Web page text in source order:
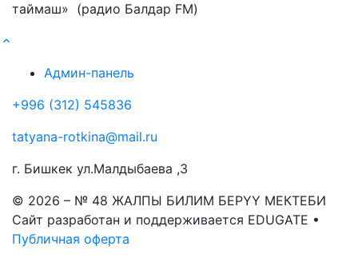
таймаш» (радио Балдар FM)
Админ-панель
+996 (312) 545836
tatyana-rotkina@mail.ru
г. Бишкек ул.Малдыбаева ,3
© 2026 – № 48 ЖАЛПЫ БИЛИМ БЕРҮҮ МЕКТЕБИ
Сайт разработан и поддерживается EDUGATE •
Публичная оферта